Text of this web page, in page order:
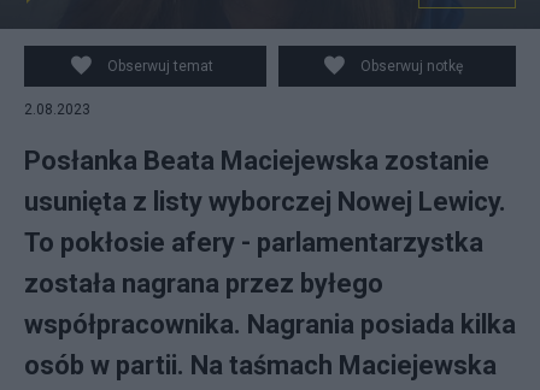
źródło: Twitter
Obserwuj temat Obserwuj notkę
2.08.2023
Posłanka Beata Maciejewska zostanie
usunięta z listy wyborczej Nowej Lewicy.
To pokłosie afery - parlamentarzystka
została nagrana przez byłego
współpracownika. Nagrania posiada kilka
osób w partii. Na taśmach Maciejewska